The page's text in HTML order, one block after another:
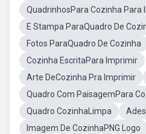
QuadrinhosPara Cozinha Para
E Stampa ParaQuadro De
Fotos ParaQuadro De Cozinha
Cozinha EscritaPara Imprimir
Arte DeCozinha Pra Imprimir
Quadro Com PaisagemPara
Quadro CozinhaLimpa
Imagem De CozinhaPNG Logo